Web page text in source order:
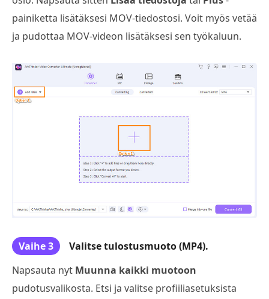
painiketta lisätäksesi MOV-tiedostosi. Voit myös vetää
ja pudottaa MOV-videon lisätäksesi sen työkaluun.
Vaihe 3
Valitse tulostusmuoto (MP4).
Napsauta nyt Muunna kaikki muotoon
pudotusvalikosta. Etsi ja valitse profiiliasetuksista